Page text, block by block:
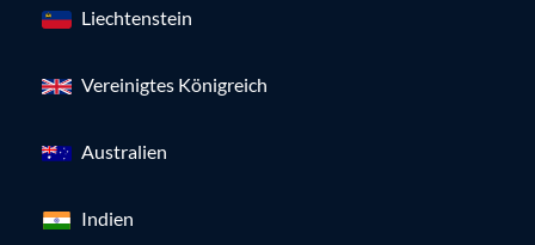
Liechtenstein
Vereinigtes Königreich
Australien
Indien